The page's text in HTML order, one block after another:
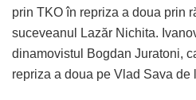
prin TKO în repriza a doua prin
suceveanul Lazăr Nichita.
dinamovistul Bogdan Juratoni,
repriza a doua pe Vlad Sava de